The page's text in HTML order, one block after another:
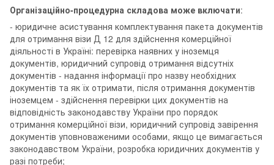
Організаційно-процедурна складова може включати:
- юридичне асистування комплектування пакета документів
для отримання візи Д 12 для здійснення комерційної
діяльності в Україні: перевірка наявних у іноземця
документів, юридичний супровід отримання відсутніх
документів - надання інформації про назву необхідних
документів та як їх отримати, після отримання документів
іноземцем - здійснення перевірки цих документів на
відповідність законодавству України про порядок
отримання комерційної візи, юридичний супровід завірення
документів уповноваженими особами, якщо це вимагається
законодавством України, розробка юридичних документів у
разі потреби;